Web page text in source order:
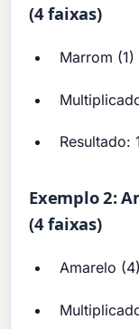
(4 faixas)
Marrom
Exemplo 2:
(4 faixas)
Amarelo